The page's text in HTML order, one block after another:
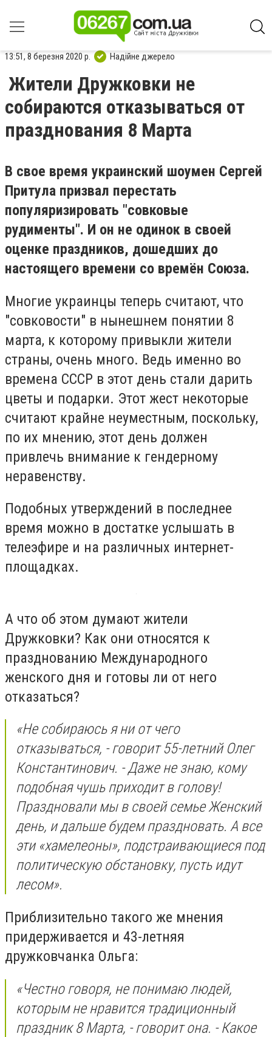
13:51, 8 березня 2020 р. Надійне джерело
Жители Дружковки не
собираются отказываться от
празднования 8 Марта
В свое время украинский шоумен Сергей
Притула призвал перестать
популяризировать "совковые
рудименты". И он не одинок в своей
оценке праздников, дошедших до
настоящего времени со времён Союза.
Многие украинцы теперь считают, что
"совковости" в нынешнем понятии 8
марта, к которому привыкли жители
страны, очень много. Ведь именно во
времена СССР в этот день стали дарить
цветы и подарки. Этот жест некоторые
считают крайне неуместным, поскольку,
по их мнению, этот день должен
привлечь внимание к гендерному
неравенству.
Подобных утверждений в последнее
время можно в достатке услышать в
телеэфире и на различных интернет-
площадках.
А что об этом думают жители
Дружковки? Как они относятся к
празднованию Международного
женского дня и готовы ли от него
отказаться?
«Не собираюсь я ни от чего
отказываться, - говорит 55-летний Олег
Константинович. - Даже не знаю, кому
подобная чушь приходит в голову!
Праздновали мы в своей семье Женский
день, и дальше будем праздновать. А все
эти «хамелеоны», подстраивающиеся под
политическую обстановку, пусть идут
лесом».
Приблизительно такого же мнения
придерживается и 43-летняя
дружковчанка Ольга:
«Честно говоря, не понимаю людей,
которым не нравится традиционный
праздник 8 Марта, - говорит она. - Какое